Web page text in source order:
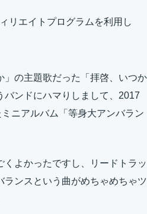
リエイトプログラムを利用し
」の主題歌だった「拝啓、いつか
バンドにハマりしまして、2017
ニアルバム「等身大アンバラン
くよかったですし、リードトラッ
ランスという曲がめちゃめちゃツ